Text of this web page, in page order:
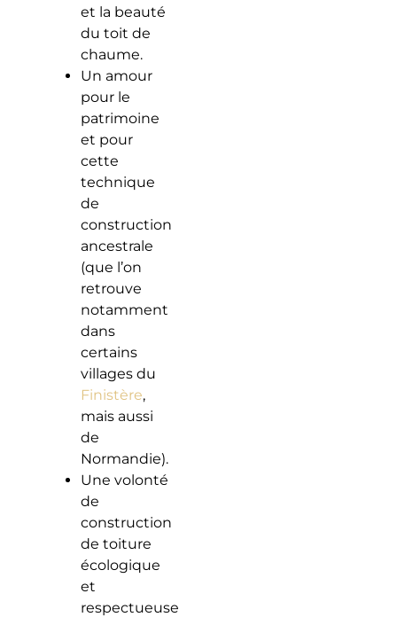
et la beauté
du toit de
chaume.
Un amour
pour le
patrimoine
et pour
cette
technique
de
construction
ancestrale
(que l’on
retrouve
notamment
dans
certains
villages du
Finistère,
mais aussi
de
Normandie).
Une volonté
de
construction
de toiture
écologique
et
respectueuse